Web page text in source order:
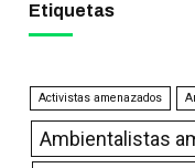
Etiquetas
Activistas amenazados
Ambientalistas